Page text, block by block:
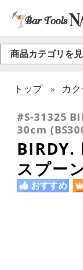
商品カテゴリを
トップ カ
#S-31325
30cm
スプー
おすすめ